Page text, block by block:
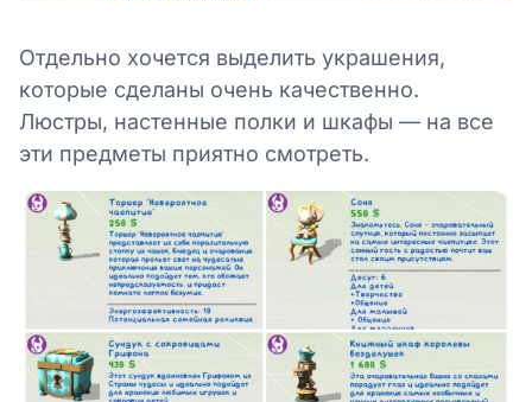
Отдельно хочется выделить украшения,
которые сделаны очень качественно.
Люстры, настенные полки и шкафы — на все
эти предметы приятно смотреть.